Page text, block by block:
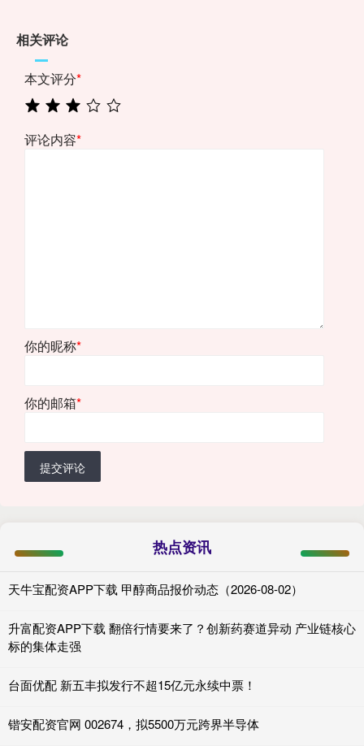
相关评论
本文评分*
评论内容*
你的昵称*
你的邮箱*
提交评论
热点资讯
天牛宝配资APP下载 甲醇商品报价动态（2026-08-02）
升富配资APP下载 翻倍行情要来了？创新药赛道异动 产业链核心
标的集体走强
台面优配 新五丰拟发行不超15亿元永续中票！
锴安配资官网 002674，拟5500万元跨界半导体